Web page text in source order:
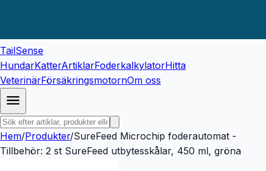
TailSense
HundarKatterArtiklarFoderkalkylatorHitta
VeterinärFörsäkringsmotornOm oss
Hem/Produkter/SureFeed Microchip foderautomat -
Tillbehör: 2 st SureFeed utbytesskålar, 450 ml, gröna